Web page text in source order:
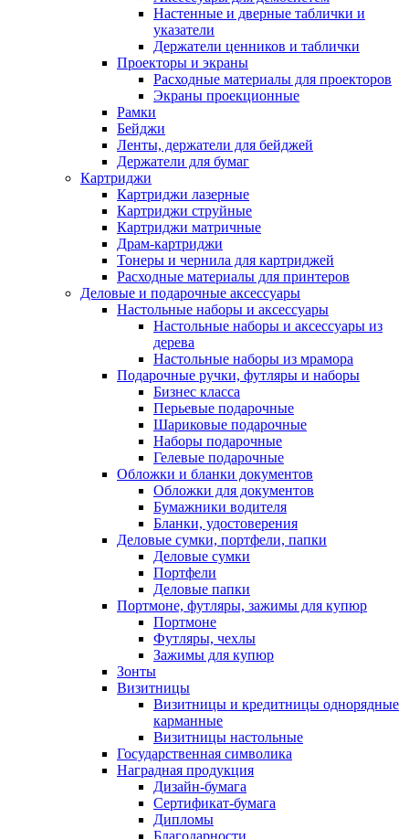
Настенные и дверные таблички и
указатели
Держатели ценников и таблички
Проекторы и экраны
Расходные материалы для проекторов
Экраны проекционные
Рамки
Бейджи
Ленты, держатели для бейджей
Держатели для бумаг
Картриджи
Картриджи лазерные
Картриджи струйные
Картриджи матричные
Драм-картриджи
Тонеры и чернила для картриджей
Расходные материалы для принтеров
Деловые и подарочные аксессуары
Настольные наборы и аксессуары
Настольные наборы и аксессуары из
дерева
Настольные наборы из мрамора
Подарочные ручки, футляры и наборы
Бизнес класса
Перьевые подарочные
Шариковые подарочные
Наборы подарочные
Гелевые подарочные
Обложки и бланки документов
Обложки для документов
Бумажники водителя
Бланки, удостоверения
Деловые сумки, портфели, папки
Деловые сумки
Портфели
Деловые папки
Портмоне, футляры, зажимы для купюр
Портмоне
Футляры, чехлы
Зажимы для купюр
Зонты
Визитницы
Визитницы и кредитницы однорядные
карманные
Визитницы настольные
Государственная символика
Наградная продукция
Дизайн-бумага
Сертификат-бумага
Дипломы